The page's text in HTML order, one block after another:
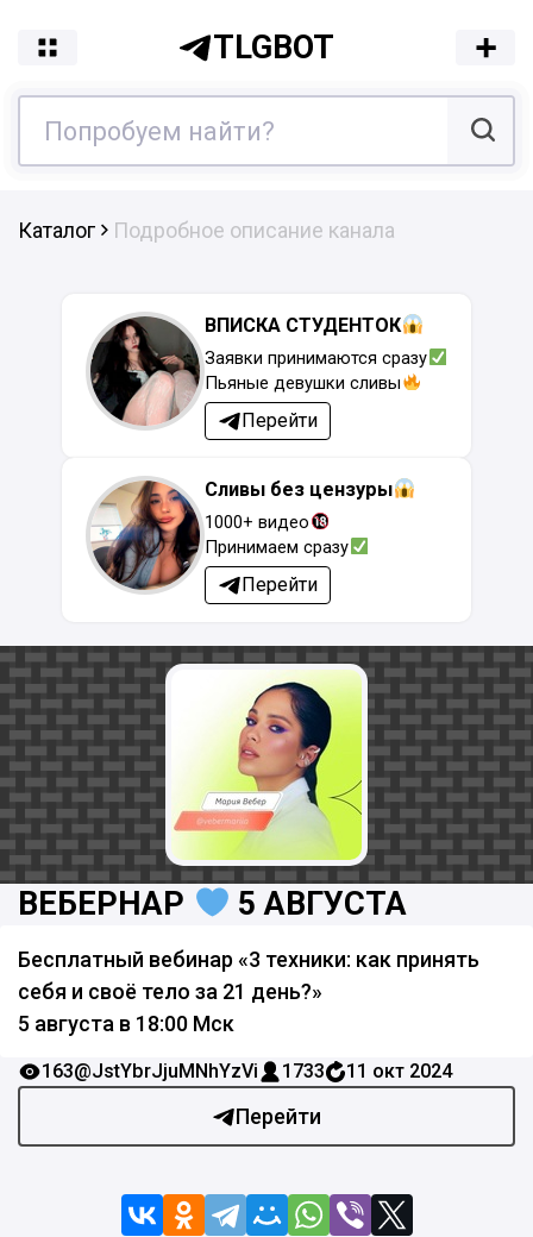
TLGBOT
Каталог Подробное описание канала
ВПИСКА СТУДЕНТОК
Заявки принимаются сразу
Пьяные девушки сливы
Перейти
Сливы без цензуры
1000+ видео
Принимаем сразу
Перейти
ВЕБЕРНАР 5 АВГУСТА
Бесплатный вебинар «3 техники: как принять
себя и своё тело за 21 день?»
5 августа в 18:00 Мск
Перейти
163@JstYbrJjuMNhYzVi 1733 11 окт 2024